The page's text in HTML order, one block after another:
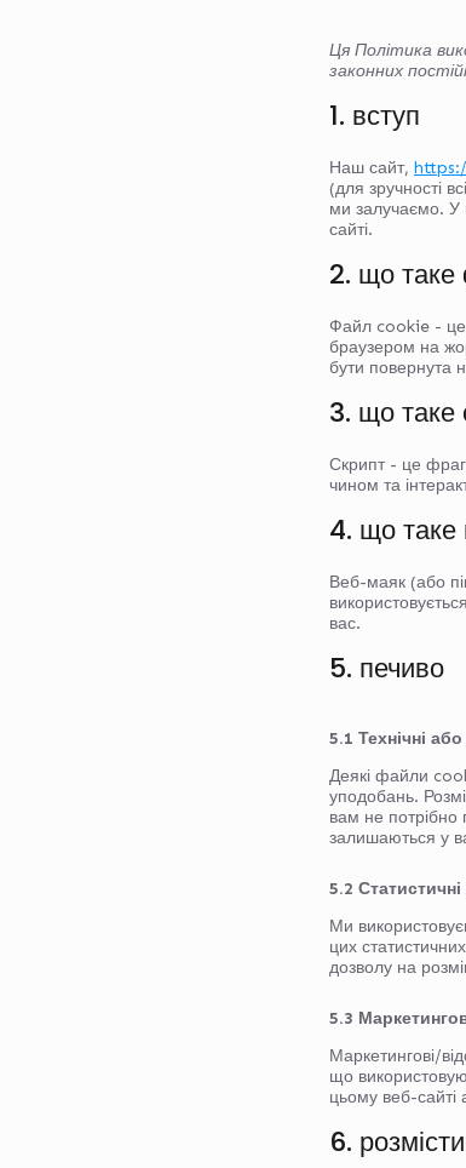
Ця Політика
законних
1. вступ
Наш сайт,
(для зручності
ми залучаємо. У
сайті.
2. що
Файл cookie - це
браузером на
бути повернута
3. що таке
Скрипт - це
чином та
4. що
Веб-маяк (або
вас.
5. печиво
5.1 Технічні
Деякі файли
уподобань.
вам не потрібно
залишаються у
5.2
Ми
цих
дозволу на
5.3
Маркетингові/
що
цьому веб-сайті
6.